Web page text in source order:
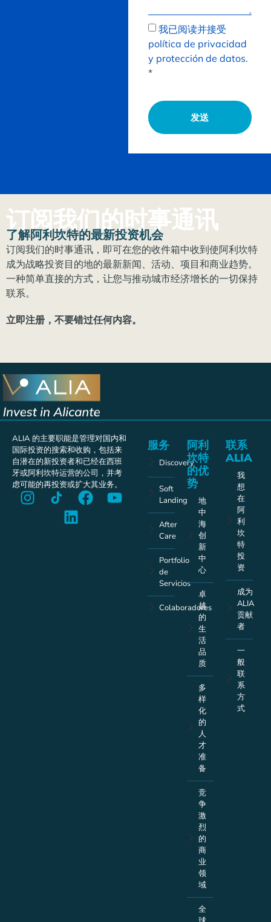
我已阅读并接受
política de privacidad
y protección de datos.
*
发送
订阅我们的时事通讯
了解阿利坎特的最新投资机会
订阅我们的时事通讯，即可在您的收件箱中收到使阿利坎特
成为战略投资目的地的最新新闻、活动、项目和商业趋势。
一种简单直接的方式，让您与推动城市经济增长的一切保持
联系。
立即注册，不要错过任何内容。
ALIA 的主要职能是管理对国内和
国际投资的搜索和收购，包括来
自潜在的新投资者和已经在西班
牙或阿利坎特运营的公司，并考
虑可能的再投资或扩大其业务。
服务
Discovery
Soft
Landing
After
Care
Portfolio
de
Servicios
Colaboradores
阿利
坎特
的优
势
地
中
海
创
新
中
心
卓
越
的
生
活
品
质
多
样
化
的
人
才
准
备
竞
争
激
烈
的
商
业
领
域
全
联系
ALIA
我
想
在
阿
利
坎
特
投
资
成为
ALIA
贡献
者
一
般
联
系
方
式